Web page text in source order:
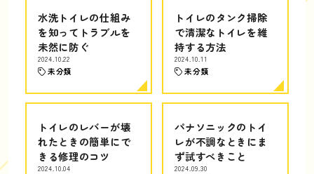
水洗トイレの仕組み
を知ってトラブルを
未然に防ぐ
2024.10.22
未分類
トイレのタンク掃除
で清潔なトイレを維
持する方法
2024.10.11
未分類
トイレのレバーが壊
れたときの簡単にで
きる修理のコツ
2024.10.04
パナソニックのトイ
レが不調なときにま
ず試すべきこと
2024.09.30